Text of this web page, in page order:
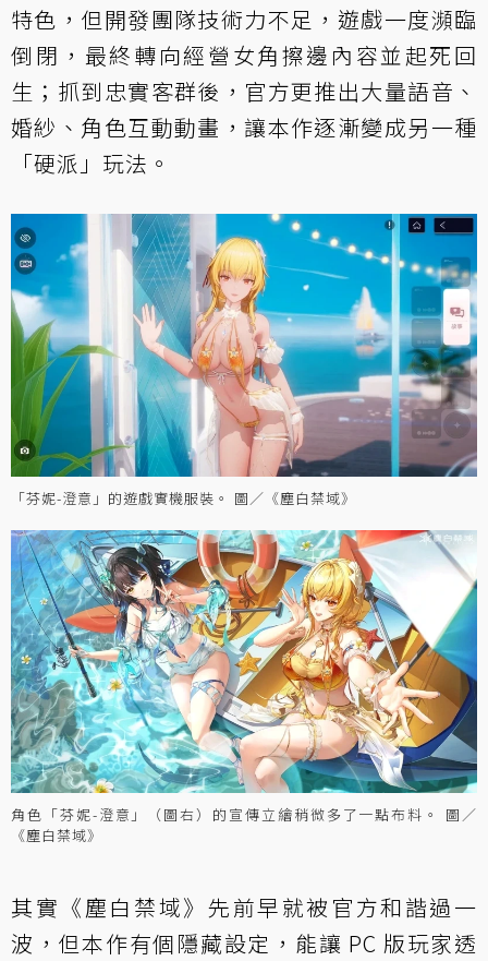
特色，但開發團隊技術力不足，遊戲一度瀕臨
倒閉，最終轉向經營女角擦邊內容並起死回
生；抓到忠實客群後，官方更推出大量語音、
婚紗、角色互動動畫，讓本作逐漸變成另一種
「硬派」玩法。
「芬妮-澄意」的遊戲實機服裝。 圖／《塵白禁域》
角色「芬妮-澄意」（圖右）的宣傳立繪稍微多了一點布料。 圖／
《塵白禁域》
其實《塵白禁域》先前早就被官方和諧過一
波，但本作有個隱藏設定，能讓 PC 版玩家透